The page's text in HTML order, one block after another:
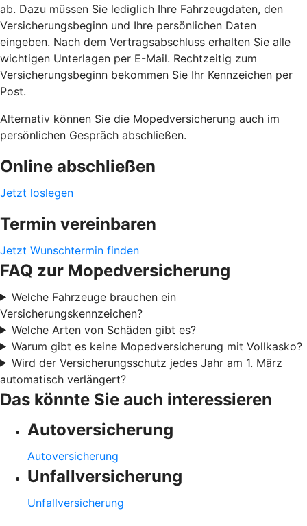
ab. Dazu müssen Sie lediglich Ihre Fahrzeugdaten, den
Versicherungsbeginn und Ihre persönlichen Daten
eingeben. Nach dem Vertragsabschluss erhalten Sie alle
wichtigen Unterlagen per E-Mail. Rechtzeitig zum
Versicherungsbeginn bekommen Sie Ihr Kennzeichen per
Post.
Alternativ können Sie die Mopedversicherung auch im
persönlichen Gespräch abschließen.
Online abschließen
Jetzt loslegen
Termin vereinbaren
Jetzt Wunschtermin finden
FAQ zur Mopedversicherung
Welche Fahrzeuge brauchen ein
Versicherungskennzeichen?
Welche Arten von Schäden gibt es?
Warum gibt es keine Mopedversicherung mit Vollkasko?
Wird der Versicherungsschutz jedes Jahr am 1. März
automatisch verlängert?
Das könnte Sie auch interessieren
Autoversicherung
Autoversicherung
Unfallversicherung
Unfallversicherung